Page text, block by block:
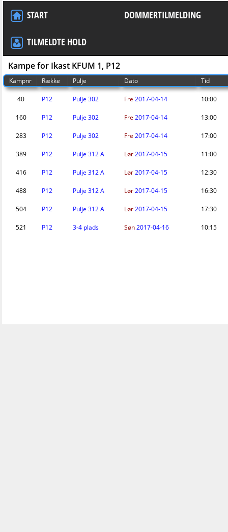
START DOMMERTILMELDING
TILMELDTE HOLD
Kampe for Ikast KFUM 1, P12
Kampnr Række Pulje Dato Tid
40 P12 Pulje 302 Fre 2017-04-14 10:00
160 P12 Pulje 302 Fre 2017-04-14 13:00
283 P12 Pulje 302 Fre 2017-04-14 17:00
389 P12 Pulje 312 A Lør2017-04-15 11:00
416 P12 Pulje 312 A Lør2017-04-15 12:30
488 P12 Pulje 312 A Lør2017-04-15 16:30
504 P12 Pulje 312 A Lør2017-04-15 17:30
521 P12 3-4 plads Søn2017-04-16 10:15